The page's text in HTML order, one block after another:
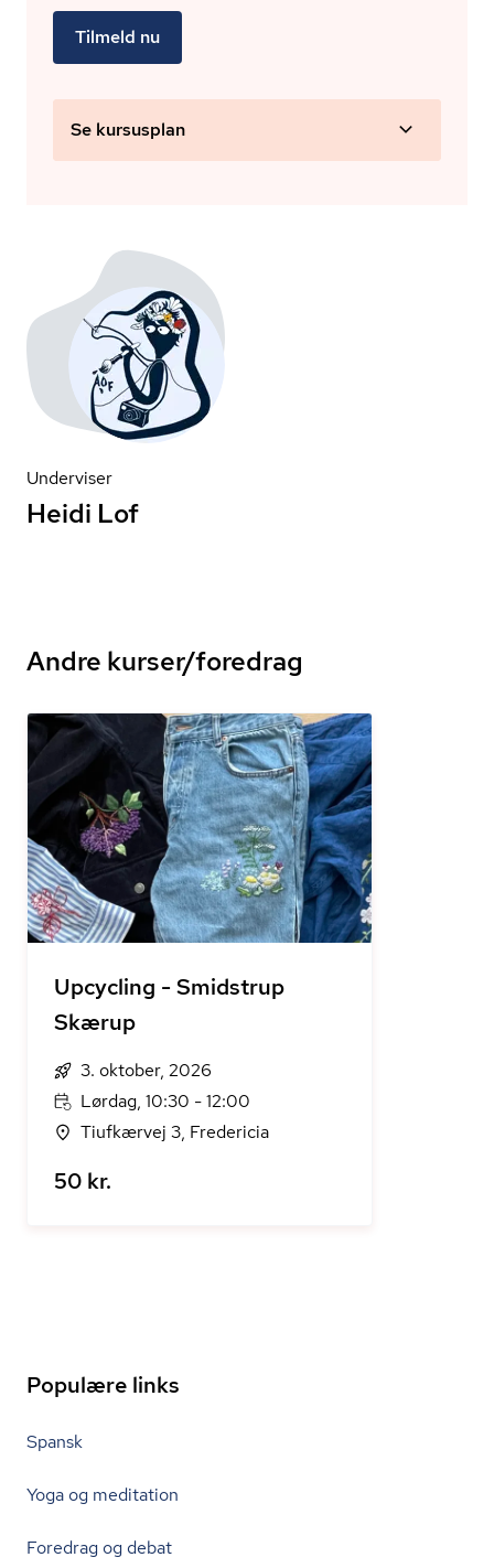
Tilmeld nu
Se kursusplan
Underviser
Heidi Lof
Andre kurser/foredrag
Upcycling - Smidstrup
Skærup
3. oktober, 2026
Lørdag, 10:30 - 12:00
Tiufkærvej 3, Fredericia
50 kr.
Populære links
Spansk
Yoga og meditation
Foredrag og debat